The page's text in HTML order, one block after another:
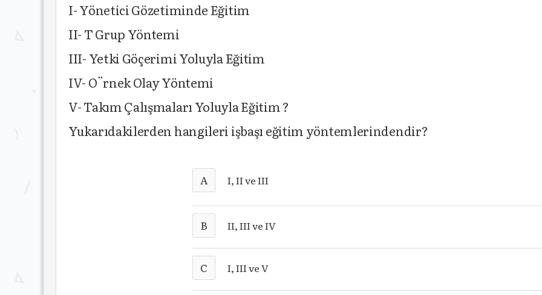
I- Yönetici Gözetiminde Eğitim
II- T Grup Yöntemi
III- Yetki Göçerimi Yoluyla Eğitim
IV- O¨rnek Olay Yöntemi
V- Takım Çalışmaları Yoluyla Eğitim ?
Yukarıdakilerden hangileri işbaşı eğitim yöntemlerindendir?
A I, II ve III
B II, III ve IV
C I, III ve V